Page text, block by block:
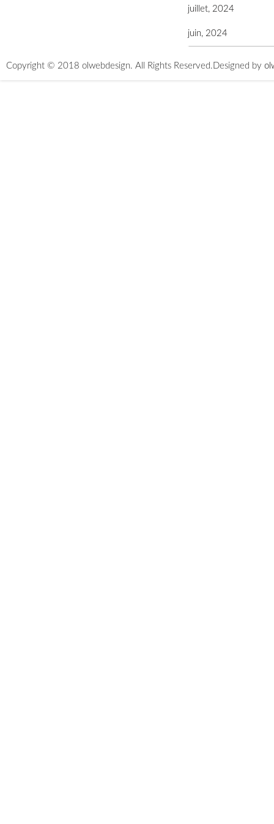
juillet, 2024
juin, 2024
Copyright © 2018 olwebdesign. All Rights Reserved. Designed by